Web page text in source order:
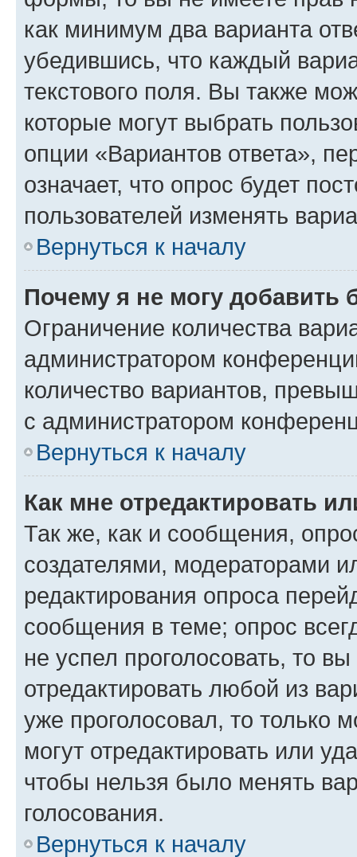
как минимум два варианта
убедившись, что каждый
текстового поля. Вы также
которые могут выбрать
опции «Вариантов ответа»,
означает, что опрос будет
пользователей изменять
Вернуться к началу
Почему я не могу добавить
Ограничение количества
администратором
количество вариантов,
с администратором
Вернуться к началу
Как мне отредактировать
Так же, как и сообщения,
создателями, модераторами
редактирования опроса
сообщения в теме; опрос
не успел проголосовать, то
отредактировать любой из
уже проголосовал, то только
могут отредактировать или
чтобы нельзя было менять
голосования.
Вернуться к началу